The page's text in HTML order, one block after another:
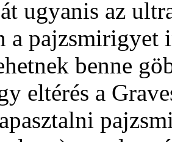
ugyanis az
a pajzsmirigyet
benne
eltérés a